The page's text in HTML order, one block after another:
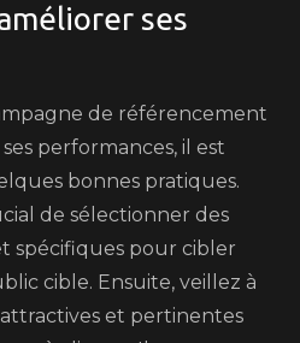
ses
de référencement
performances, il est
bonnes pratiques.
de sélectionner des
spécifiques pour cibler
cible. Ensuite, veillez à
et pertinentes